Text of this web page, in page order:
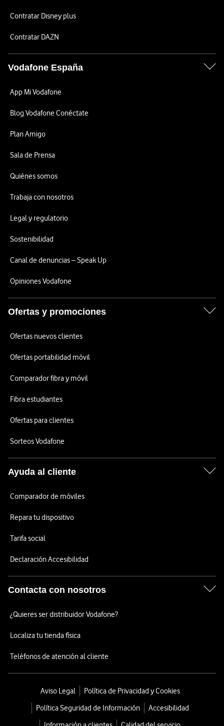
Contratar Disney plus
Contratar DAZN
Vodafone España
App Mi Vodafone
Blog Vodafone Conéctate
Plan Amigo
Sala de Prensa
Quiénes somos
Trabaja con nosotros
Legal y regulatorio
Sostenibilidad
Canal de denuncias – Speak Up
Opiniones Vodafone
Ofertas y promociones
Ofertas nuevos clientes
Ofertas portabilidad móvil
Comparador fibra y móvil
Fibra estudiantes
Ofertas para clientes
Sorteos Vodafone
Ayuda al cliente
Comparador de móviles
Repara tu dispositivo
Tarifa social
Declaración Accesibilidad
Contacta con nosotros
¿Quieres ser distribuidor Vodafone?
Localiza tu tienda física
Teléfonos de atención al cliente
Aviso Legal
Política de Privacidad y Cookies
Política Seguridad de Información
Accesibilidad